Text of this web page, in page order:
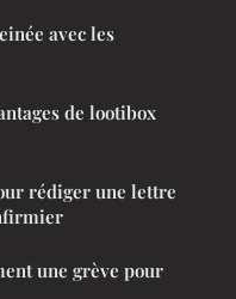
avec les
de lootibox
rédiger une lettre
une grève pour